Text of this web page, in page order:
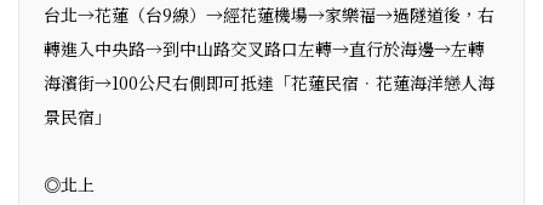
台北→花蓮（台9線）→經花蓮機場→家樂福→過隧道後，右
轉進入中央路→到中山路交叉路口左轉→直行於海邊→左轉
海濱街→100公尺右側即可抵達「花蓮民宿．花蓮海洋戀人海
景民宿」
◎北上